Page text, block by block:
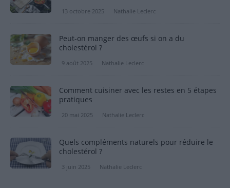
13 octobre 2025 Nathalie Leclerc
Peut-on manger des œufs si on a du
cholestérol ?
9 août 2025 Nathalie Leclerc
Comment cuisiner avec les restes en 5 étapes
pratiques
20 mai 2025 Nathalie Leclerc
Quels compléments naturels pour réduire le
cholestérol ?
3 juin 2025 Nathalie Leclerc